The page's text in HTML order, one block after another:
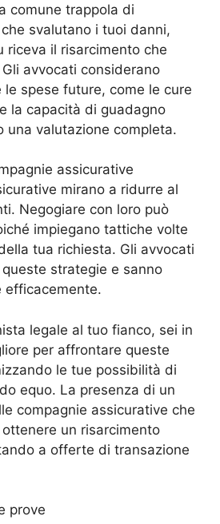
comune trappola di
svalutano i tuoi danni,
riceva il risarcimento che
avvocati considerano
le spese future, come le cure
la capacità di guadagno
una valutazione completa.
assicurative
mirano a ridurre al
Negogiare con loro può
impiegano tattiche volte
tua richiesta. Gli avvocati
strategie e sanno
efficacemente.
legale al tuo fianco, sei in
per affrontare queste
le tue possibilità di
equo. La presenza di un
compagnie assicurative che
un risarcimento
a offerte di transazione
prove